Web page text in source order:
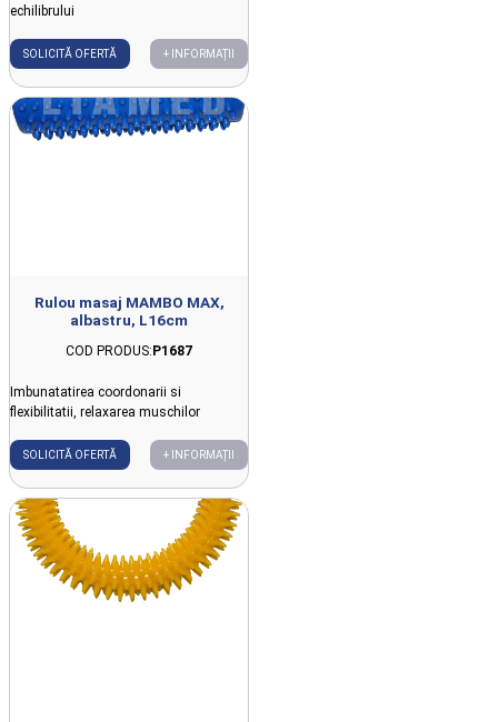
echilibrului
SOLICITĂ OFERTĂ + INFORMAȚII
Rulou masaj MAMBO MAX,
albastru, L16cm
COD PRODUS: P1687
Imbunatatirea coordonarii si
flexibilitatii, relaxarea muschilor
SOLICITĂ OFERTĂ + INFORMAȚII